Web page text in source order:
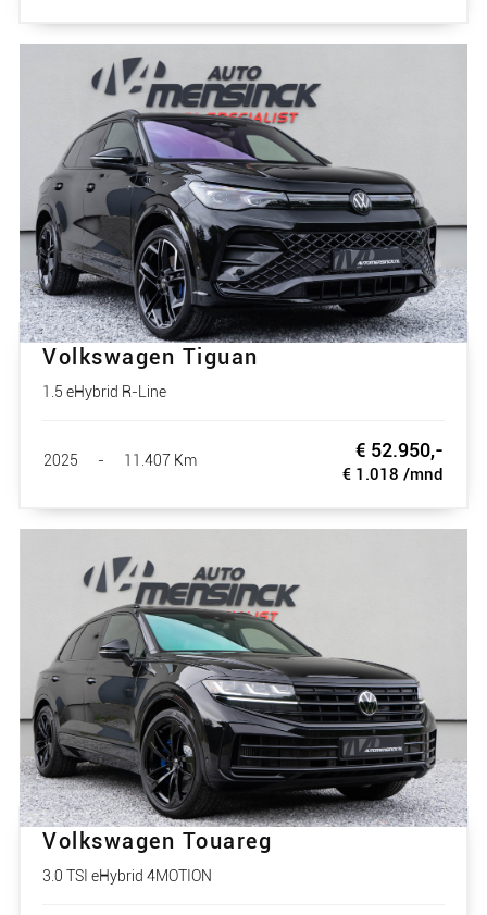
Volkswagen Tiguan
1.5 eHybrid R-Line
2025 - 11.407 Km € 52.950,-
€ 1.018 /mnd
Volkswagen Touareg
3.0 TSI eHybrid 4MOTION